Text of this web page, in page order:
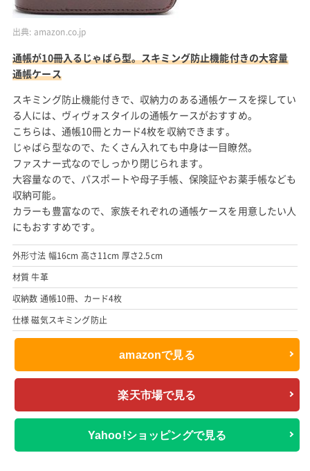
出典: amazon.co.jp
通帳が10冊入るじゃばら型。スキミング防止機能付きの大容量
通帳ケース
スキミング防止機能付きで、収納力のある通帳ケースを探してい
る人には、ヴィヴォスタイルの通帳ケースがおすすめ。
こちらは、通帳10冊とカード4枚を収納できます。
じゃばら型なので、たくさん入れても中身は一目瞭然。
ファスナー式なのでしっかり閉じられます。
大容量なので、パスポートや母子手帳、保険証やお薬手帳なども
収納可能。
カラーも豊富なので、家族それぞれの通帳ケースを用意したい人
にもおすすめです。
外形寸法 幅16cm 高さ11cm 厚さ2.5cm
材質 牛革
収納数 通帳10冊、カード4枚
仕様 磁気スキミング防止
amazonで見る
楽天市場で見る
Yahoo!ショッピングで見る